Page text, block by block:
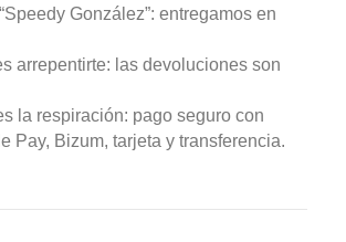
González”: entregamos en
arrepentirte: las devoluciones son
la respiración: pago seguro con
Pay, Bizum, tarjeta y transferencia.